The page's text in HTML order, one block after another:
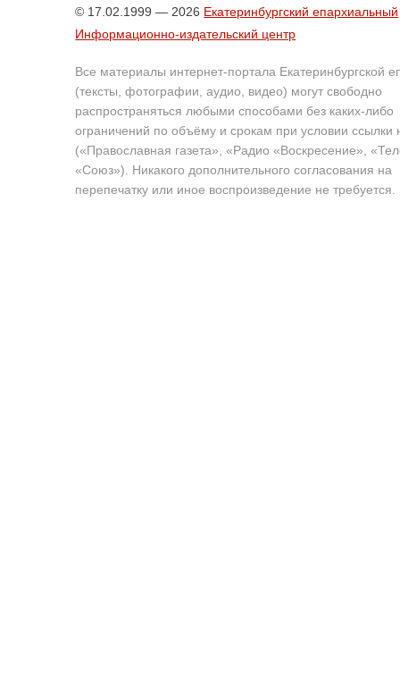
© 17.02.1999 — 2026 Екатеринбургский епархиальный
Информационно-издательский центр
Все материалы интернет-портала Екатеринбургской
(тексты, фотографии, аудио, видео) могут свободно
распространяться любыми способами без каких-либо
ограничений по объёму и срокам при условии ссылки
(«Православная газета», «Радио «Воскресение»,
«Союз»). Никакого дополнительного согласования на
перепечатку или иное воспроизведение не требуется.